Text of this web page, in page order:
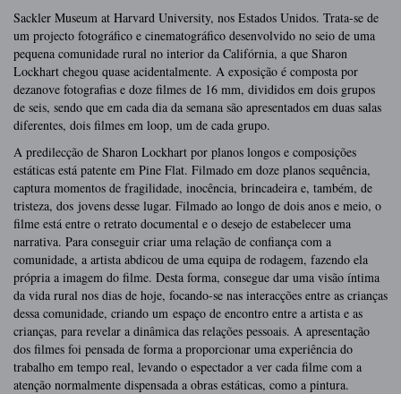
Sackler Museum at Harvard University, nos Estados Unidos. Trata-se de
um projecto fotográfico e cinematográfico desenvolvido no seio de uma
pequena comunidade rural no interior da Califórnia, a que Sharon
Lockhart chegou quase acidentalmente. A exposição é composta por
dezanove fotografias e doze filmes de 16 mm, divididos em dois grupos
de seis, sendo que em cada dia da semana são apresentados em duas salas
diferentes, dois filmes em loop, um de cada grupo.
A predilecção de Sharon Lockhart por planos longos e composições
estáticas está patente em Pine Flat. Filmado em doze planos sequência,
captura momentos de fragilidade, inocência, brincadeira e, também, de
tristeza, dos jovens desse lugar. Filmado ao longo de dois anos e meio, o
filme está entre o retrato documental e o desejo de estabelecer uma
narrativa. Para conseguir criar uma relação de confiança com a
comunidade, a artista abdicou de uma equipa de rodagem, fazendo ela
própria a imagem do filme. Desta forma, consegue dar uma visão íntima
da vida rural nos dias de hoje, focando-se nas interacções entre as crianças
dessa comunidade, criando um espaço de encontro entre a artista e as
crianças, para revelar a dinâmica das relações pessoais. A apresentação
dos filmes foi pensada de forma a proporcionar uma experiência do
trabalho em tempo real, levando o espectador a ver cada filme com a
atenção normalmente dispensada a obras estáticas, como a pintura.